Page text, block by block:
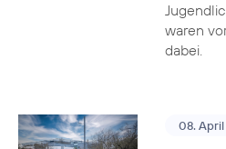
waren
dabei.
08.